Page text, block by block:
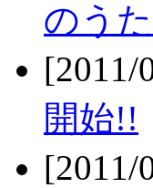
のう
開始!!